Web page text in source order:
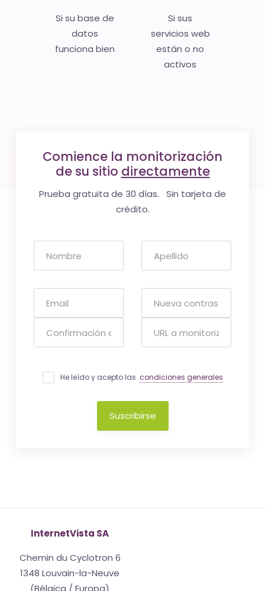
Si su base de
datos
funciona bien
Si sus
servicios web
están o no
activos
Comience la monitorización
de su sitio directamente
Prueba gratuita de 30 días. Sin tarjeta de
crédito.
He leído y acepto las condiciones generales
Suscribirse
InternetVista SA
Chemin du Cyclotron 6
1348 Louvain-la-Neuve
(Bélgica / Europa)